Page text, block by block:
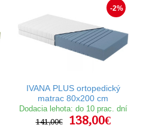
-2%
IVANA PLUS ortopedický
matrac 80x200 cm
Dodacia lehota: do 10 prac. dní
141,00€
138,00€